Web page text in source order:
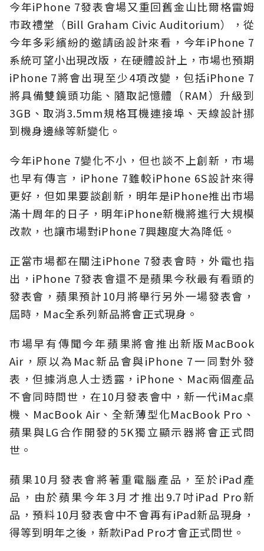
今年iPhone 7發表會場又重回舊金山比爾格雷姆
市政禮堂（Bill Graham Civic Auditorium），從
今年多彩繽紛的邀請函設計來看，今年iPhone 7
系統可望小出現改版，在硬體設計上，市場也預期
iPhone 7將會出現至少4項改變，包括iPhone 7
將具備雙鏡頭功能、隨取記憶體（RAM）升級到
3GB、取消3.5mm規格耳機連接埠、天線設計挪
到機身邊緣等新變化。
今年iPhone 7變化不小，但也談不上創新，市場
也早有傳言，iPhone 7雖較iPhone 6S設計來得
更好，但如果要談創新，明年是iPhone推出市場
滿十周年的日子，明年iPhone新機將進行大規模
改款，也讓市場對iPhone 7興趣度大為降低。
正當市場都在關注iPhone 7發表會時，外電也指
出，iPhone 7發表會還不是蘋果今秋最有看頭的
發表會，蘋果預計10月將舉行另外一場發表會，
屆時，Mac全系列新品將會正式現身。
市場早有傳聞今年蘋果將會推出新版MacBook
Air，原以為Mac新品會與iPhone 7一同對外發
表，但據消息人士透露，iPhone、Mac兩個產品
不會同時問世，在10月發表會中，新一代iMac桌
機、MacBook Air、全新薄型化MacBook Pro、
蘋果與LG合作開發的5K獨立顯示器將會正式問
世。
蘋果10月發表會將著重電腦產品，至於iPad產
品，由於蘋果今年3月才推出9.7吋iPad Pro新
品，預料10月發表會中不會再有iPad新品現身，
得等到明年之後，新款iPad Pro才會正式問世。